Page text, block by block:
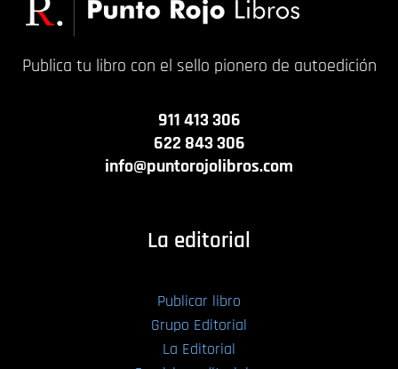
Publica tu libro con el sello pionero de autoedición
911 413 306
622 843 306
info@puntorojolibros.com
La editorial
Publicar libro
Grupo Editorial
La Editorial